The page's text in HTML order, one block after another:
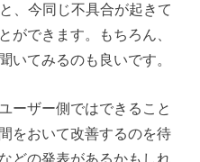
、今同じ不具合が起きて
ができます。もちろん、
いてみるのも良いです。
ーザー側ではできること
をおいて改善するのを待
どの発表があるかもしれ